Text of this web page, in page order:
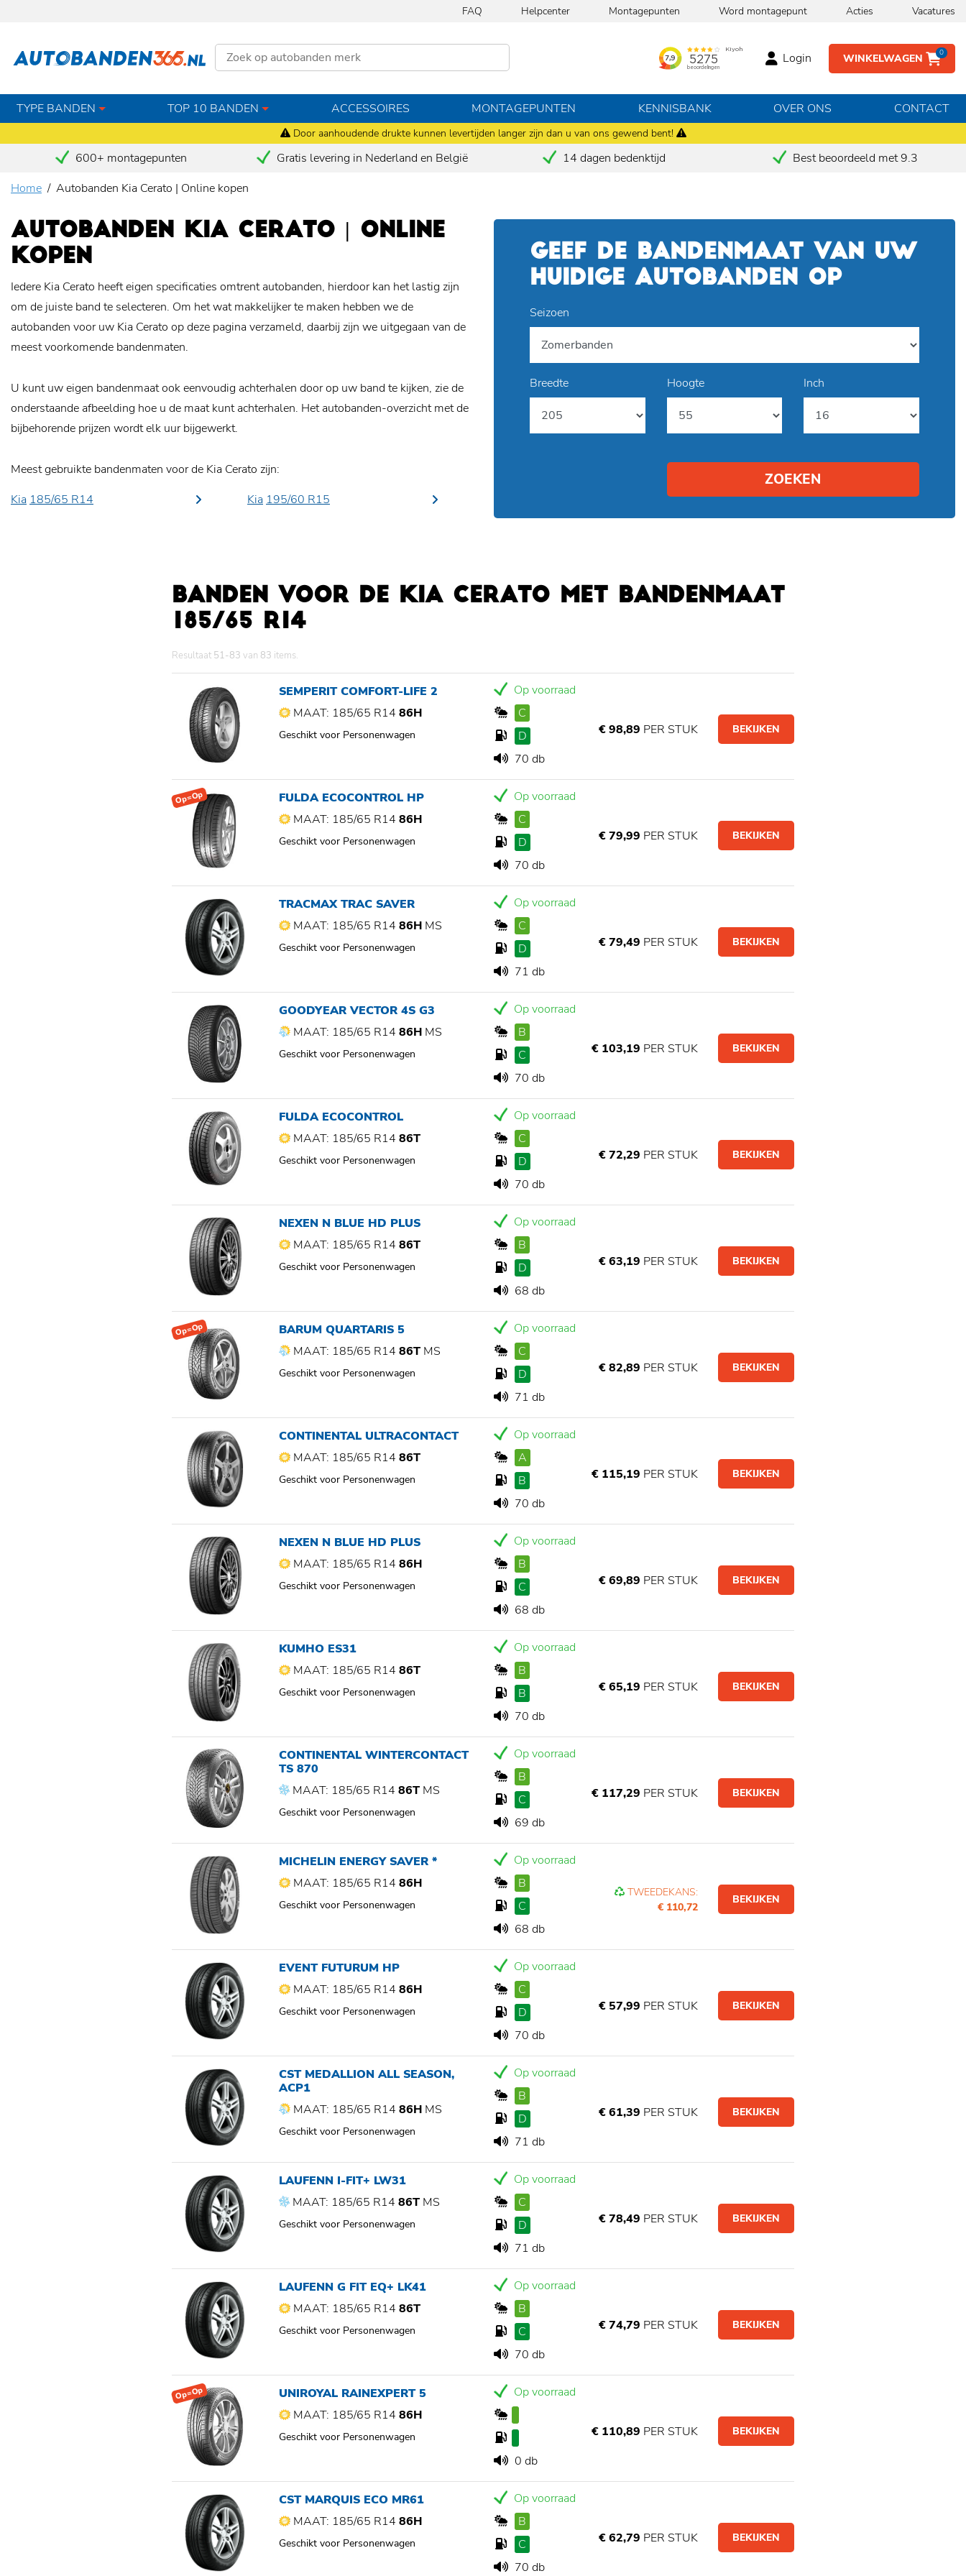
Door aanhoudende drukte kunnen levertijden langer zijn dan u van ons gewend bent!
FAQ Helpcenter Montagepunten Word montagepunt Acties Vacatures
WINKELWAGEN 0
Login
TYPE BANDEN TOP 10 BANDEN ACCESSOIRES MONTAGEPUNTEN KENNISBANK OVER ONS CONTACT
600+ montagepunten Gratis levering in Nederland en België 14 dagen bedenktijd
Best beoordeeld met 9.3
Home
Autobanden Kia Cerato | Online kopen
AUTOBANDEN KIA CERATO | ONLINE
KOPEN
Iedere Kia Cerato heeft eigen specificaties omtrent autobanden, hierdoor kan het lastig zijn
om de juiste band te selecteren. Om het wat makkelijker te maken hebben we de
autobanden voor uw Kia Cerato op deze pagina verzameld, daarbij zijn we uitgegaan van de
meest voorkomende bandenmaten.
U kunt uw eigen bandenmaat ook eenvoudig achterhalen door op uw band te kijken, zie de
onderstaande afbeelding hoe u de maat kunt achterhalen. Het autobanden-overzicht met de
bijbehorende prijzen wordt elk uur bijgewerkt.
Meest gebruikte bandenmaten voor de Kia Cerato zijn:
Kia 185/65 R14 Kia 195/60 R15
GEEF DE BANDENMAAT VAN UW
HUIDIGE AUTOBANDEN OP
Seizoen
Breedte Hoogte Inch
ZOEKEN
BANDEN VOOR DE KIA CERATO MET BANDENMAAT
185/65 R14
Resultaat 51-83 van 83 items.
SEMPERIT COMFORT-LIFE 2
MAAT: 185/65 R1486H
Geschikt voor Personenwagen
Op voorraad
C
D
70 db
€ 98,89 PER STUK BEKIJKEN
Op=Op
FULDA ECOCONTROL HP
MAAT: 185/65 R1486H
Geschikt voor Personenwagen
Op voorraad
C
D
70 db
€ 79,99 PER STUK BEKIJKEN
TRACMAX TRAC SAVER
MAAT: 185/65 R1486H MS
Geschikt voor Personenwagen
Op voorraad
C
D
71 db
€ 79,49 PER STUK BEKIJKEN
GOODYEAR VECTOR 4S G3
MAAT: 185/65 R1486H MS
Geschikt voor Personenwagen
Op voorraad
B
C
70 db
€ 103,19 PER STUK BEKIJKEN
FULDA ECOCONTROL
MAAT: 185/65 R1486T
Geschikt voor Personenwagen
Op voorraad
C
D
70 db
€ 72,29 PER STUK BEKIJKEN
NEXEN N BLUE HD PLUS
MAAT: 185/65 R1486T
Geschikt voor Personenwagen
Op voorraad
B
D
68 db
€ 63,19 PER STUK BEKIJKEN
Op=Op
BARUM QUARTARIS 5
MAAT: 185/65 R1486T MS
Geschikt voor Personenwagen
Op voorraad
C
D
71 db
€ 82,89 PER STUK BEKIJKEN
CONTINENTAL ULTRACONTACT
MAAT: 185/65 R1486T
Geschikt voor Personenwagen
Op voorraad
A
B
70 db
€ 115,19 PER STUK BEKIJKEN
NEXEN N BLUE HD PLUS
MAAT: 185/65 R1486H
Geschikt voor Personenwagen
Op voorraad
B
C
68 db
€ 69,89 PER STUK BEKIJKEN
KUMHO ES31
MAAT: 185/65 R1486T
Geschikt voor Personenwagen
Op voorraad
B
B
70 db
€ 65,19 PER STUK BEKIJKEN
CONTINENTAL WINTERCONTACT
TS 870
MAAT: 185/65 R1486T MS
Geschikt voor Personenwagen
Op voorraad
B
C
69 db
€ 117,29 PER STUK BEKIJKEN
MICHELIN ENERGY SAVER *
MAAT: 185/65 R1486H
Geschikt voor Personenwagen
Op voorraad
B
C
68 db
TWEEDEKANS:
€ 110,72
BEKIJKEN
EVENT FUTURUM HP
MAAT: 185/65 R1486H
Geschikt voor Personenwagen
Op voorraad
C
D
70 db
€ 57,99 PER STUK BEKIJKEN
CST MEDALLION ALL SEASON,
ACP1
MAAT: 185/65 R1486H MS
Geschikt voor Personenwagen
Op voorraad
B
D
71 db
€ 61,39 PER STUK BEKIJKEN
LAUFENN I-FIT+ LW31
MAAT: 185/65 R1486T MS
Geschikt voor Personenwagen
Op voorraad
C
D
71 db
€ 78,49 PER STUK BEKIJKEN
LAUFENN G FIT EQ+ LK41
MAAT: 185/65 R1486T
Geschikt voor Personenwagen
Op voorraad
B
C
70 db
€ 74,79 PER STUK BEKIJKEN
Op=Op
UNIROYAL RAINEXPERT 5
MAAT: 185/65 R1486H
Geschikt voor Personenwagen
Op voorraad
0 db
€ 110,89 PER STUK BEKIJKEN
CST MARQUIS ECO MR61
MAAT: 185/65 R1486H
Geschikt voor Personenwagen
Op voorraad
B
C
70 db
€ 62,79 PER STUK BEKIJKEN